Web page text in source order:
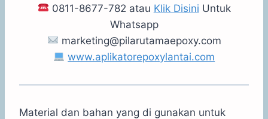
0811-8677-782 atau Klik Disini Untuk
Whatsapp
marketing@pilarutamaepoxy.com
www.aplikatorepoxylantai.com
Material dan bahan yang di gunakan untuk